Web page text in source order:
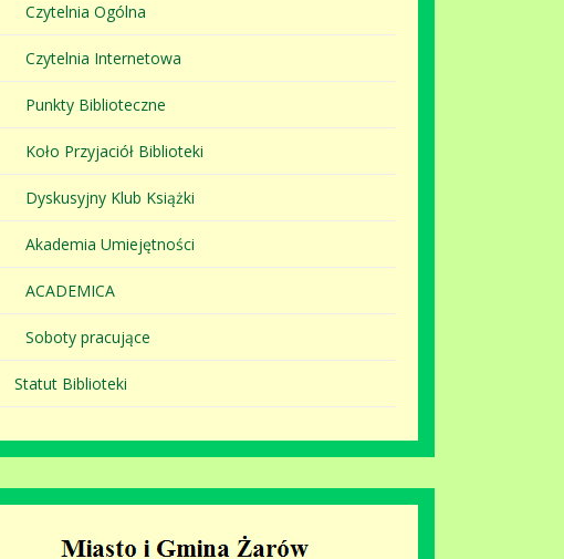
Czytelnia Ogólna
Czytelnia Internetowa
Punkty Biblioteczne
Koło Przyjaciół Biblioteki
Dyskusyjny Klub Książki
Akademia Umiejętności
ACADEMICA
Soboty pracujące
Statut Biblioteki